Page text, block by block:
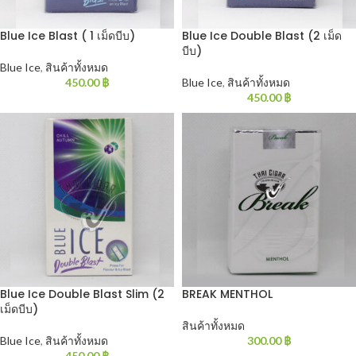
Blue Ice Blast ( 1 เม็ดบีบ)
Blue Ice, สินค้าทั้งหมด
450.00฿
Blue Ice Double Blast (2 เม็ด
บีบ)
Blue Ice, สินค้าทั้งหมด
450.00฿
Blue Ice Double Blast Slim (2
เม็ดบีบ)
Blue Ice, สินค้าทั้งหมด
BREAK MENTHOL
สินค้าทั้งหมด
300.00฿